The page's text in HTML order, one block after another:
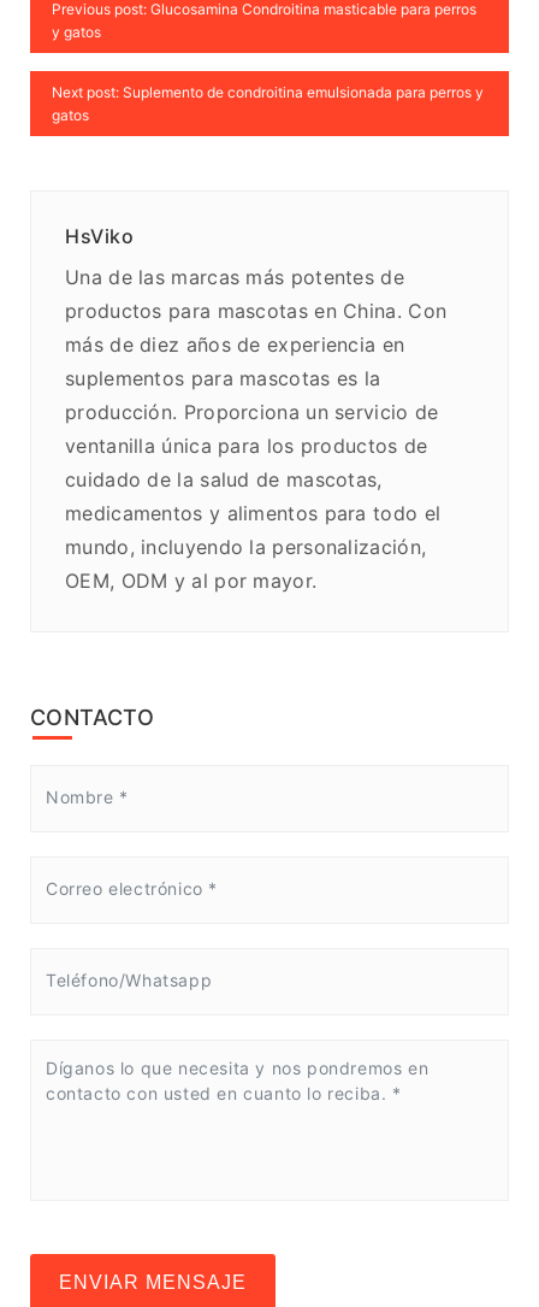
Previous post: Glucosamina Condroitina masticable para perros
y gatos
Next post: Suplemento de condroitina emulsionada para perros y
gatos
HsViko
Una de las marcas más potentes de
productos para mascotas en China. Con
más de diez años de experiencia en
suplementos para mascotas es la
producción. Proporciona un servicio de
ventanilla única para los productos de
cuidado de la salud de mascotas,
medicamentos y alimentos para todo el
mundo, incluyendo la personalización,
OEM, ODM y al por mayor.
CONTACTO
ENVIAR MENSAJE